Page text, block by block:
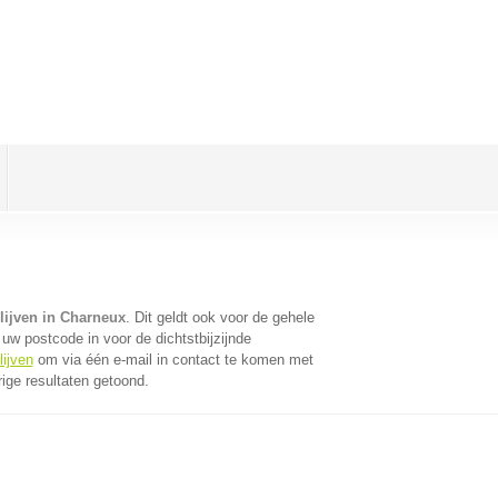
in Charneux. Dit geldt ook voor de gehele
postcode in voor de dichtstbijzijnde
om via één e-mail in contact te komen met
resultaten getoond.